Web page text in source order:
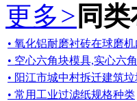
更多> 同
• 氧化铝耐磨衬砖在球磨机
• 空心六角块模具,实心六
• 阳江市城中村拆迁建筑
• 常用工业过滤纸规格种类